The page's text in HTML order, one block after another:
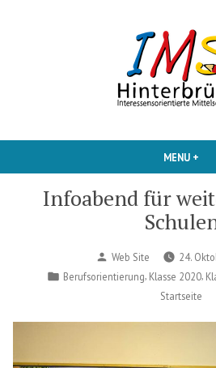
IMS
MENU +
Infoabend für
Posted
by
Web Site
24.
Posted
Berufsorientierung Klasse 2020,
Startseite